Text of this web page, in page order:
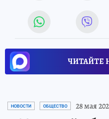
ЧИТАЙТЕ
НОВОСТИ ОБЩЕСТВО 28 мая